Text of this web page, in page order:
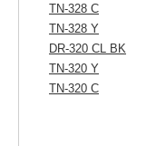
TN-328 C
TN-328 Y
DR-320 CL BK
TN-320 Y
TN-320 C